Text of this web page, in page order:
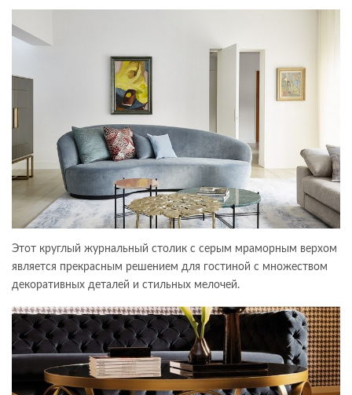
Этот круглый журнальный столик с серым мраморным верхом
является прекрасным решением для гостиной с множеством
декоративных деталей и стильных мелочей.